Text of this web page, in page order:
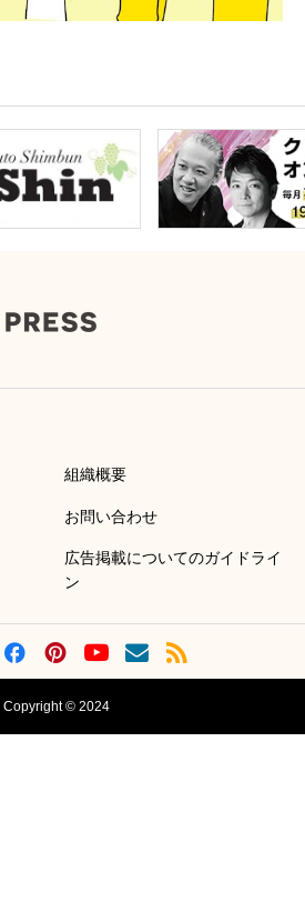
組織概要
お問い合わせ
広告掲載についてのガイドライ
ン
Copyright © 2024